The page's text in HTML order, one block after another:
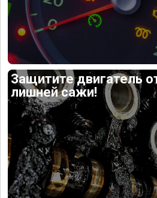
Защитите двигатель
лишней сажи!